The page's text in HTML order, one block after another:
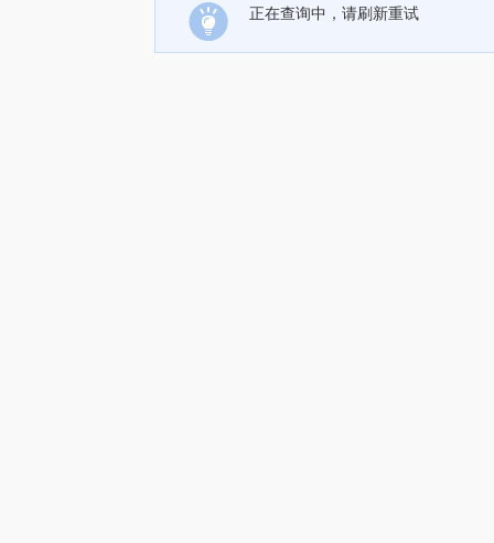
正在查询中，请刷新重试